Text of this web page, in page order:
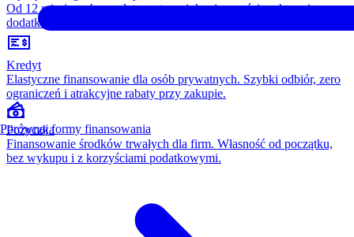
Od 12 miesięcy, bez opłaty wstępnej, konieczności wykupu i
dodatkowych kosztów. Wszystko w cenie raty.
Kredyt
Elastyczne finansowanie dla osób prywatnych. Szybki odbiór, zero
ograniczeń i atrakcyjne rabaty przy zakupie.
Pożyczka
Finansowanie środków trwałych dla firm. Własność od początku,
bez wykupu i z korzyściami podatkowymi.
Porównaj formy finansowania